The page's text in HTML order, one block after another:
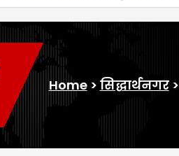
Home> सिद्धार्थनगर>